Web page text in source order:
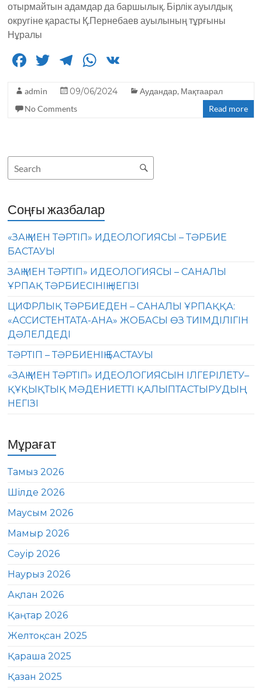
отырмайтын адамдар да баршылық. Бірлік ауылдық
округіне қарасты Қ.Пернебаев ауылының тұрғыны
Нұралы
F
c
e
o
o
T
it
te
T
e
g
m
W
a
p
admin 09/06/2024 Аудандар, Мақтаарал
No Comments
Read more
Соңғы жазбалар
«ЗАҢ МЕН ТӘРТІП» ИДЕОЛОГИЯСЫ – ТӘРБИЕ
БАСТАУЫ
ЗАҢ МЕН ТӘРТІП» ИДЕОЛОГИЯСЫ – САНАЛЫ
ҰРПАҚ ТӘРБИЕСІНІҢ НЕГІЗІ
ЦИФРЛЫҚ ТӘРБИЕДЕН – САНАЛЫ ҰРПАҚҚА:
«АССИСТЕНТАТА-АНА» ЖОБАСЫ ӨЗ ТИІМДІЛІГІН
ДӘЛЕЛДЕДІ
ТӘРТІП – ТӘРБИЕНІҢ БАСТАУЫ
«ЗАҢ МЕН ТӘРТІП» ИДЕОЛОГИЯСЫН ІЛГЕРІЛЕТУ–
ҚҰҚЫҚТЫҚ МӘДЕНИЕТТІ ҚАЛЫПТАСТЫРУДЫҢ
НЕГІЗІ
Мұрағат
Тамыз 2026
Шілде 2026
Маусым 2026
Мамыр 2026
Сәуір 2026
Наурыз 2026
Ақпан 2026
Қаңтар 2026
Желтоқсан 2025
Қараша 2025
Қазан 2025